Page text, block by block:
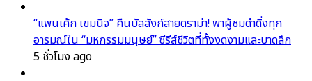
“แพนเค้ก เขมนิจ” คืนบัลลังก์สายดราม่า! พาผู้ชมดำดิ่งทุก
อารมณ์ใน “มหกรรมมนุษย์” ซีรีส์ชีวิตที่ทั้งงดงามและบาดลึก
5 ชั่วโมง ago